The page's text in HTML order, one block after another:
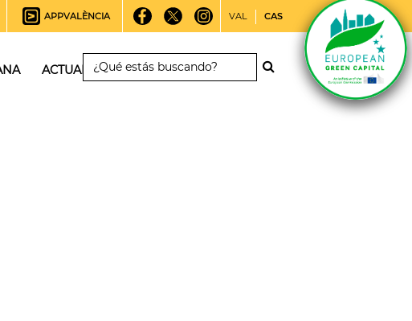
APPVALÈNCIA VAL CAS
ACTUALIDAD